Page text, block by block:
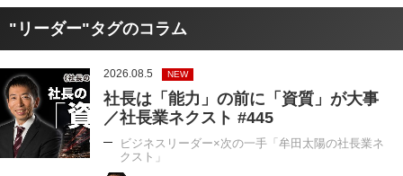
"リーダー"タグのコラム
2026.08.5 NEW
社長は「能力」の前に「資質」が大事
／社長業ネクスト #445
ビジネスリーダー×次の一手「牟田太陽の社長業ネ
クスト」